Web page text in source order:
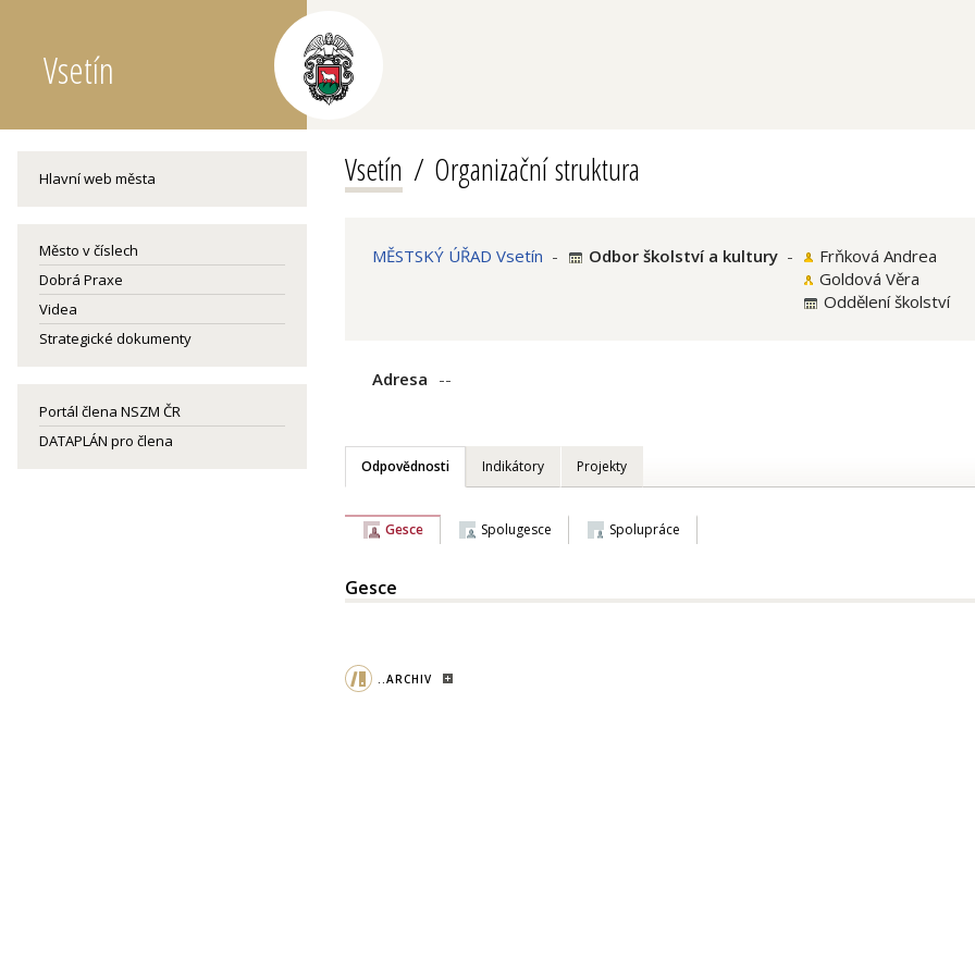
Vsetín
Hlavní web města
Město v číslech
Dobrá Praxe
Videa
Strategické dokumenty
Portál člena NSZM ČR
DATAPLÁN pro člena
Vsetín Organizační struktura
MĚSTSKÝ ÚŘAD Vsetín - Odbor školství a kultury -
Frňková Andrea
Goldová Věra
Oddělení školství
Adresa --
Odpovědnosti Indikátory Projekty
Gesce Spolugesce Spolupráce
Gesce
..ARCHIV